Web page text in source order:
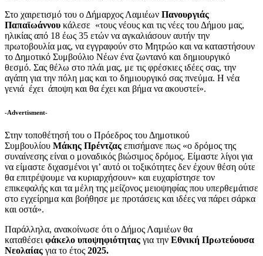
Στο χαιρετισμό του ο Δήμαρχος Λαμιέων Πανουργιάς
Παπαϊωάννου κάλεσε «τους νέους και τις νέες του Δήμου μας,
ηλικίας από 18 έως 35 ετών να αγκαλιάσουν αυτήν την
πρωτοβουλία μας, να εγγραφούν στο Μητρώο και να καταστήσουν
το Δημοτικό Συμβούλιο Νέων ένα ζωντανό και δημιουργικό
θεσμό. Σας θέλω στο πλάι μας, με τις φρέσκιες ιδέες σας, την
αγάπη για την πόλη μας και το δημιουργικό σας πνεύμα. Η νέα
γενιά έχει άποψη και θα έχει και βήμα να ακουστεί».
-Advertisment-
Στην τοποθέτησή του ο Πρόεδρος του Δημοτικού
Συμβουλίου Μάκης Πρέντζας επισήμανε πως «ο δρόμος της
συναίνεσης είναι ο μοναδικός βιώσιμος δρόμος. Είμαστε λίγοι για
να είμαστε διχασμένοι γι’ αυτό οι τοξικότητες δεν έχουν θέση ούτε
θα επιτρέψουμε να κυριαρχήσουν» και ευχαρίστησε τον
επικεφαλής και τα μέλη της μείζονος μειοψηφίας που υπερθεμάτισε
στο εγχείρημα και βοήθησε με προτάσεις και ιδέες να πάρει σάρκα
και οστά».
Παράλληλα, ανακοίνωσε ότι ο Δήμος Λαμιέων θα
καταθέσειφάκελο υποψηφιότητας για την Εθνική Πρωτεύουσα
Νεολαίας για το έτος 2025.